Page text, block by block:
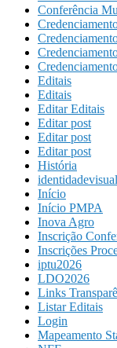
Conferência
Editais
Editais
Editar Editais
Editar post
Editar post
Editar post
História
identidadevisual
Início
Início PMPA
Inova Agro
Inscrição
Inscrições
iptu2026
LDO2026
Links
Listar Editais
Login
Mapeamento